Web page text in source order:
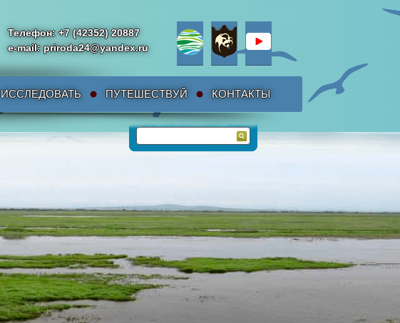
Телефон: +7 (42352) 20887
e-mail: priroda24@yandex.ru
ИССЛЕДОВАТЬ ПУТЕШЕСТВУЙ КОНТАКТЫ